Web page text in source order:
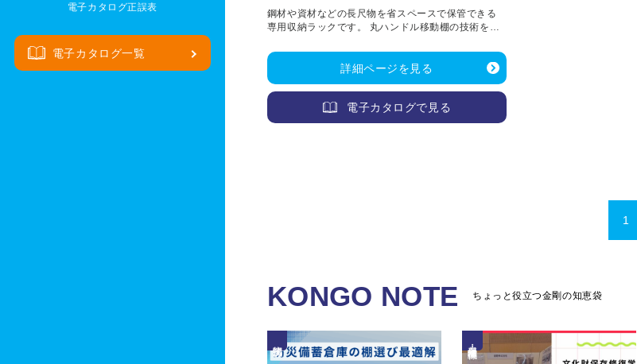
電子カタログ正誤表
電子カタログ一覧
鋼材や資材などの長尺物を省スペースで保管できる
専用収納ラックです。 丸ハンドル移動棚の技術を応
詳細ページを見る
電子カタログで見る
1
KONGO NOTE ちょっと役立つ金剛の知恵袋